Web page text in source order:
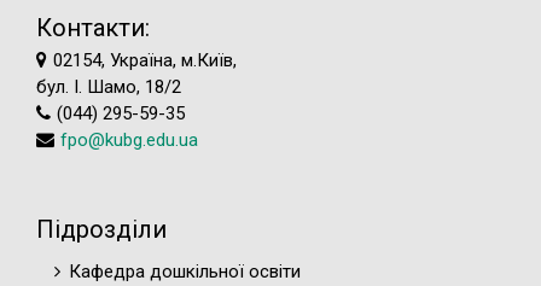
Контакти:
02154, Україна, м.Київ,
бул. І. Шамо, 18/2
(044) 295-59-35
fpo@kubg.edu.ua
Підрозділи
Кафедра дошкільної освіти